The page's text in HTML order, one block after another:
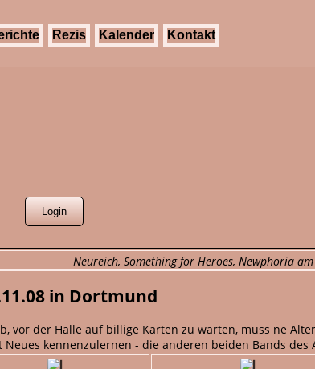
Rezis Kalender Kontakt
Neureich, Something for Heroes, Newphoria
in Dortmund
vor der Halle auf billige Karten zu warten, muss ne
kennenzulernen - die anderen beiden Bands